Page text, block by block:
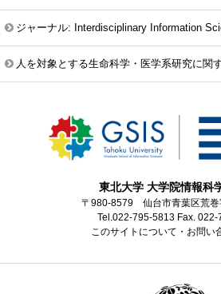
ジャーナル: Interdisciplinary Information
人を対象とする生命科学・医学系研究に関
東北大学 大学院情報科
〒980-8579 仙台市青葉区荒巻
Tel.022-795-5813 Fax.
このサイトについて・お問い